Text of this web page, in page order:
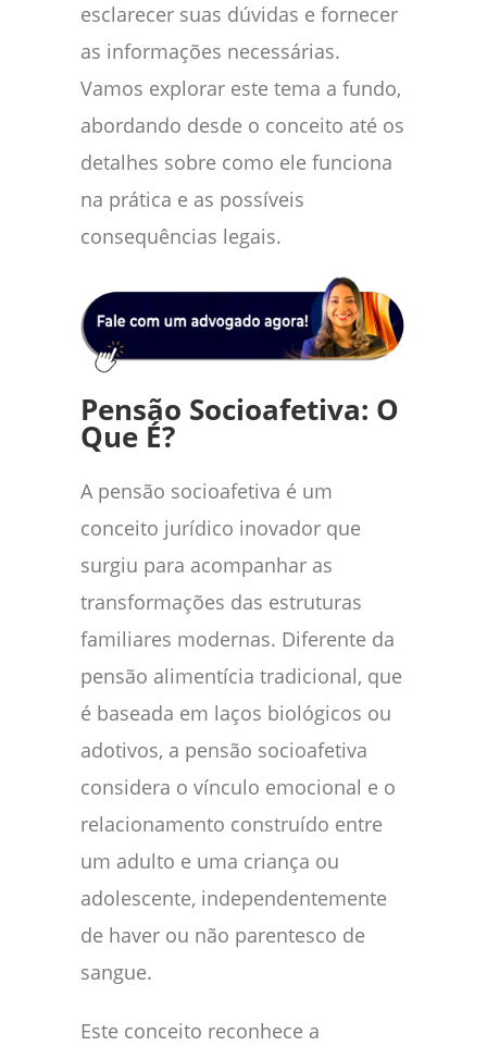
esclarecer suas dúvidas e fornecer
as informações necessárias.
Vamos explorar este tema a fundo,
abordando desde o conceito até os
detalhes sobre como ele funciona
na prática e as possíveis
consequências legais.
Pensão Socioafetiva: O
Que É?
A pensão socioafetiva é um
conceito jurídico inovador que
surgiu para acompanhar as
transformações das estruturas
familiares modernas. Diferente da
pensão alimentícia tradicional, que
é baseada em laços biológicos ou
adotivos, a pensão socioafetiva
considera o vínculo emocional e o
relacionamento construído entre
um adulto e uma criança ou
adolescente, independentemente
de haver ou não parentesco de
sangue.
Este conceito reconhece a